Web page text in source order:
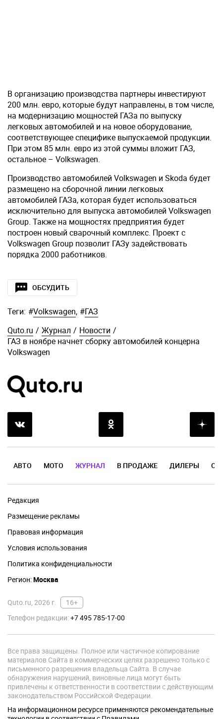
В организацию производства партнеры инвестируют
200 млн. евро, которые будут направлены, в том числе,
на модернизацию мощностей ГАЗа по выпуску
легковых автомобилей и на новое оборудование,
соответствующее специфике выпускаемой продукции.
При этом 85 млн. евро из этой суммы вложит ГАЗ,
остальное – Volkswagen.
Производство автомобилей Volkswagen и Skoda будет
размещено на сборочной линии легковых
автомобилей ГАЗа, которая будет использоваться
исключительно для выпуска автомобилей Volkswagen
Group. Также на мощностях предприятия будет
построен новый сварочный комплекс. Проект с
Volkswagen Group позволит ГАЗу задействовать
порядка 2000 работников.
ОБСУДИТЬ
Теги: #Volkswagen, #ГАЗ
Quto.ru / Журнал / Новости /
ГАЗ в ноябре начнет сборку автомобилей концерна
Volkswagen
АВТО МОТО ЖУРНАЛ В ПРОДАЖЕ ДИЛЕРЫ
Редакция
Размещение рекламы
Правовая информация
Условия использования
Политика конфиденциальности
Регион:Москва
Quto.ru, 2026 г.
16+
Телефон редакции:+7 495 785-17-00
Все права защищены. Полное или частичное копирование
материалов Сайта в коммерческих целях разрешено только с
письменного разрешения владельца Сайта. В случае
обнаружения нарушений, виновные лица могут быть
привлечены к ответственности в соответствии с действующим
законодательством Российской Федерации.
На информационном ресурсе применяются рекомендательные